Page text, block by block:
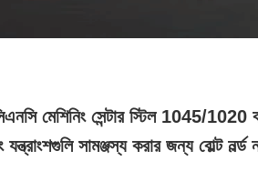
মেশিনিং সেন্টার স্টিল 1045/1020
যন্ত্রাংশগুলি সামঞ্জস্য করার জন্য বোল্ট নর্ল্ড